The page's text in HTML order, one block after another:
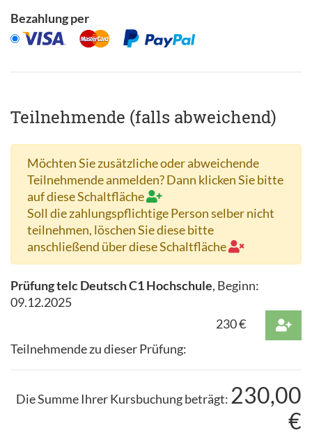
Bezahlung per
Teilnehmende (falls abweichend)
Möchten Sie zusätzliche oder abweichende
Teilnehmende anmelden? Dann klicken Sie bitte
auf diese Schaltfläche
Soll die zahlungspflichtige Person selber nicht
teilnehmen, löschen Sie diese bitte
anschließend über diese Schaltfläche
Prüfung telc Deutsch C1 Hochschule, Beginn:
09.12.2025
230€
Teilnehmende zu dieser Prüfung:
Die Summe Ihrer Kursbuchung beträgt: 230,00
€